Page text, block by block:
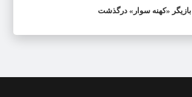
بازیگر «کهنه سوار» درگذشت